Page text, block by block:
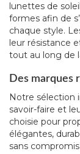
lunettes de
formes afin de
chaque style.
leur résistance
tout au long de
Des marques
Notre sélection
savoir-faire et
choisie pour
élégantes,
sans